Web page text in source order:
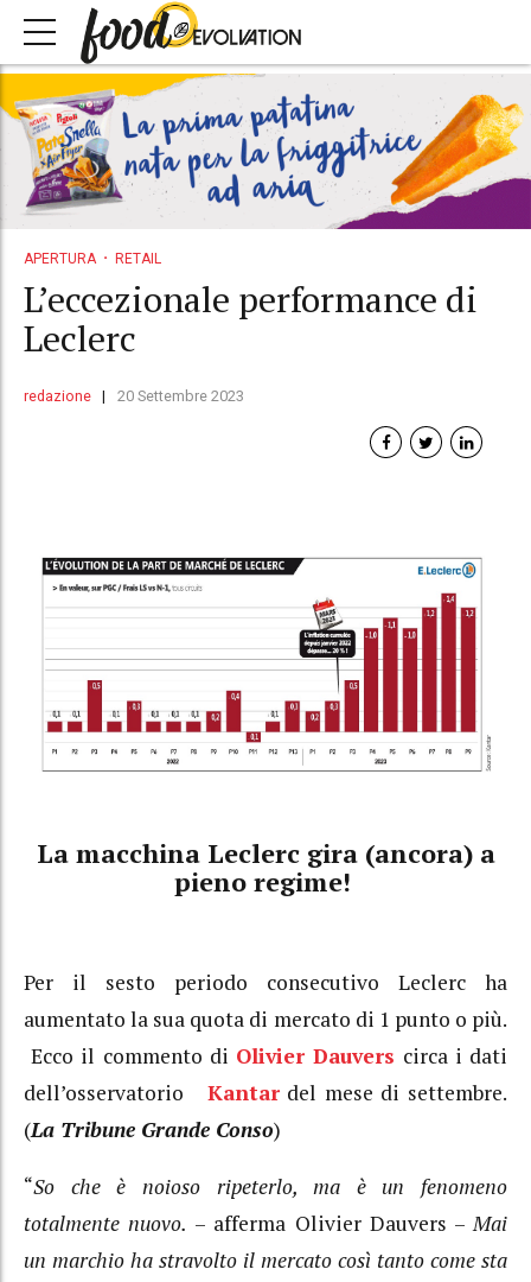
APERTURA RETAIL
L’eccezionale performance di
Leclerc
redazione 20 Settembre 2023
La macchina Leclerc gira (ancora) a
pieno regime!
Per il sesto periodo consecutivo Leclerc ha
aumentato la sua quota di mercato di 1 punto o più.
Ecco il commento di Olivier Dauvers circa i dati
dell’osservatorio Kantardel mese di settembre.
(La Tribune Grande Conso)
“So che è noioso ripeterlo, ma è un fenomeno
totalmente nuovo. – afferma Olivier Dauvers –Mai
un marchio ha stravolto il mercato così tanto come sta